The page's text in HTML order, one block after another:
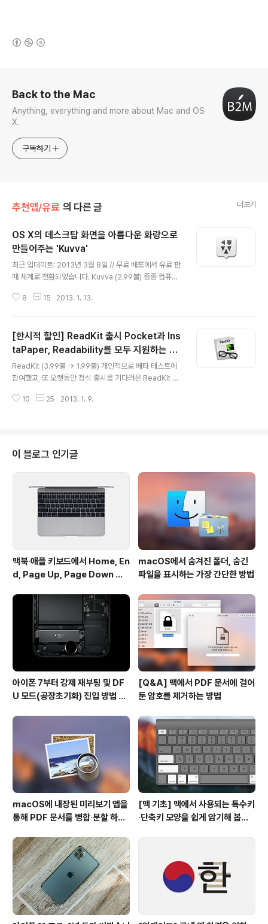
Back to the Mac
Anything, everything and more about Mac and OS
X.
구독하기
추천앱/유료 의 다른 글 더보기
OS X의 데스크탑 화면을 아름다운 화랑으로
만들어주는 'Kuvva'
최근 업데이트: 2013년 3월 8일 // 무료 배포에서 유료 판
매 체계로 전환되었습니다. Kuvva (2.99불) 종종 컴퓨터
것 같은 신선한 느낌을 받을 때가 있습니다. 오늘 소개해 드
미지로 자동으로 교체해 주는 프로그램입니다. 기능 소개
맥 앱스토어에 유사한 프로그램들이 많이 있지만 특별히 K
uvva를 추천해 드리는 이유는 배경화면에 쓰는 이미지 하
나하나의 퀄리티와 아름다움이 상당히 빼어나기 때문입니
다. 단순히 배경화면에 사용할 이미지 풀을 늘리는 데만 주
력하지 않고, 최근 각광받고 있는 유명 그래픽 아티스트들
8 15 2013. 1. 13.
[한시적 할인] ReadKit 출시 Pocket과 Ins
taPaper, Readability를 모두 지원하는 맥
용 클라이언트
ReadKit (3.99불 → 1.99불) 개인적으로 베타 테스트에
참여했고, 또 오랫동안 정식 출시를 기다려온 ReadKit 앱
블로그를 통해 소개해 드린 Pocket 서비스 뿐만 아니라 R
나만으로는 피드 관리가 힘들어 Devonthink와 Favs, P
ocket, Evernote 등을 전전했는데 이제 ReadKit으로
완전히 정착해도 되겠다는 생각이 들 정도로 상당히 완성
도 높은 완성도를 보여주고 있습니다. 제 개인적으로도 리
뷰를 작성하고 있지만, Rea..
10 25 2013. 1. 9.
이 블로그 인기글
맥북∙애플 키보드에서 Home, En
d, Page Up, Page Down 키
macOS에서 숨겨진 폴더, 숨긴
파일을 표시하는 가장 간단한 방법
아이폰 7부터 강제 재부팅 및 DF
U 모드(공장초기화) 진입 방법 변
[Q&A] 맥에서 PDF 문서에 걸어
둔 암호를 제거하는 방법
macOS에 내장된 미리보기 앱을
통해 PDF 문서를 병합∙분할 하는
[맥 기초] 맥에서 사용되는 특수키
∙단축키 모양을 쉽게 암기해 봅시